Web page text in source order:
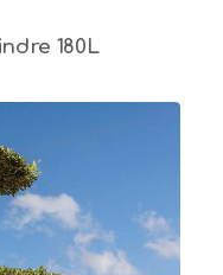
180L